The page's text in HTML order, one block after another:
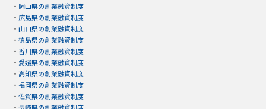
・ 岡山県の創業融資制度
・ 広島県の創業融資制度
・ 山口県の創業融資制度
・ 徳島県の創業融資制度
・ 香川県の創業融資制度
・ 愛媛県の創業融資制度
・ 高知県の創業融資制度
・ 福岡県の創業融資制度
・ 佐賀県の創業融資制度
・ 長崎県の創業融資制度